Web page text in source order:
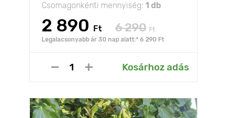
Csomagonkénti mennyiség: 1 db
2 890 Ft 6 290 Ft
Legalacsonyabb ár 30 nap alatt:* 6 290 Ft
Kosárhoz adás